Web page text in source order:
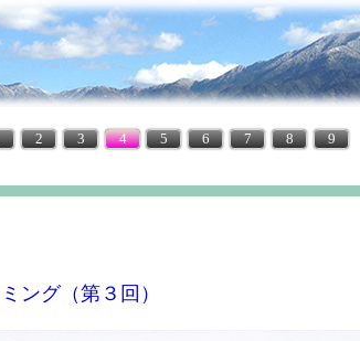
2 3 4 5 6 7 8 9
ング（第３回）